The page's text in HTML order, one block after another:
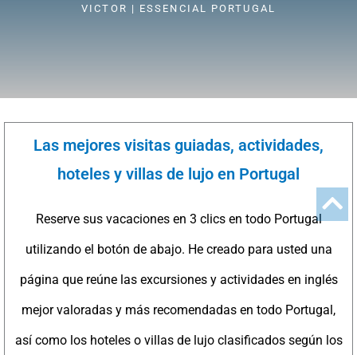
VICTOR | ESSENCIAL PORTUGAL
Las mejores visitas guiadas, actividades,
hoteles y villas de lujo en Portugal
Reserve sus vacaciones en 3 clics en todo Portugal
utilizando el botón de abajo. He creado para usted una
página que reúne las excursiones y actividades en inglés
mejor valoradas y más recomendadas en todo Portugal,
así como los hoteles o villas de lujo clasificados según los